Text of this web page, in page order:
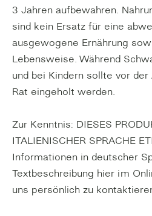
3 Jahren aufbewahren.
sind kein Ersatz für eine
ausgewogene Ernährung
Lebensweise. Während
und bei Kindern sollte vor
Rat eingeholt werden.
Zur Kenntnis: DIESES
ITALIENISCHER SPRACHE
Informationen in deutscher
Textbeschreibung hier im
uns persönlich zu